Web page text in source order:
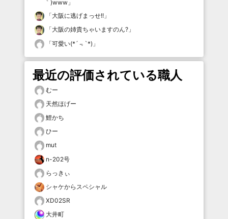
｀)www 」
「大阪に逃げまっせ!! 」
「大阪の姉貴ちゃいますのん? 」
「可愛い(*´﹃`*) 」
最近の評価されている職人
むー
天然ほげー
鯉かち
ひー
mut
n-202号
らっきぃ
シャケからスペシャル
XD02SR
大井町